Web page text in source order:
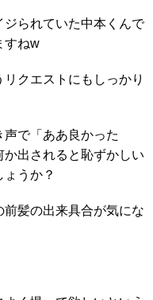
られていた中本くんで
すねw
リクエストにもしっかり
で「ああ良かった
出されると恥ずかしい
うか？
髪の出来具合が気にな